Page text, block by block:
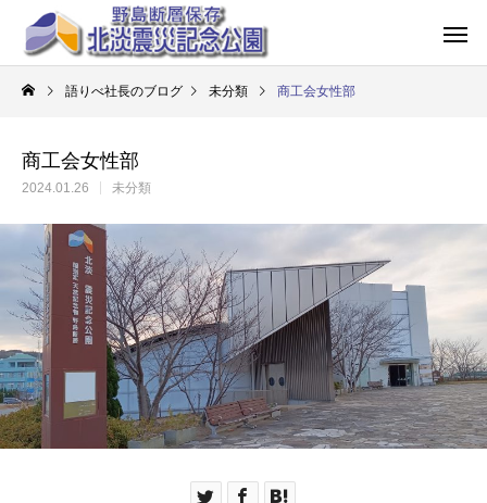
語りべ社長のブログ 未分類 商工会女性部
商工会女性部
2024.01.26 未分類